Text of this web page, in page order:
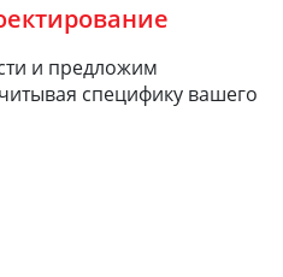
и предложим
специфику вашего